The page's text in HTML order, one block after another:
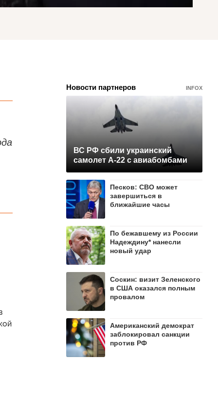
Новости партнеров INFOX
ВС РФ сбили украинский
самолет А-22 с авиабомбами
Песков: СВО может
завершиться в
ближайшие часы
По бежавшему из России
Надеждину* нанесли
новый удар
Соскин: визит Зеленского
в США оказался полным
провалом
Американский демократ
заблокировал санкции
против РФ